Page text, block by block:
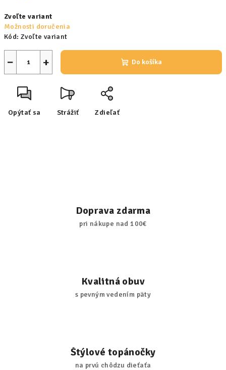
cena:
Zvoľte variant
Možnosti doručenia
Kód: Zvoľte variant
+
− Do košíka
Opýtať sa Strážiť Zdieľať
Doprava zdarma
pri nákupe nad 100€
Kvalitná obuv
s pevným vedením päty
Štýlové topánočky
na prvú chôdzu dieťaťa